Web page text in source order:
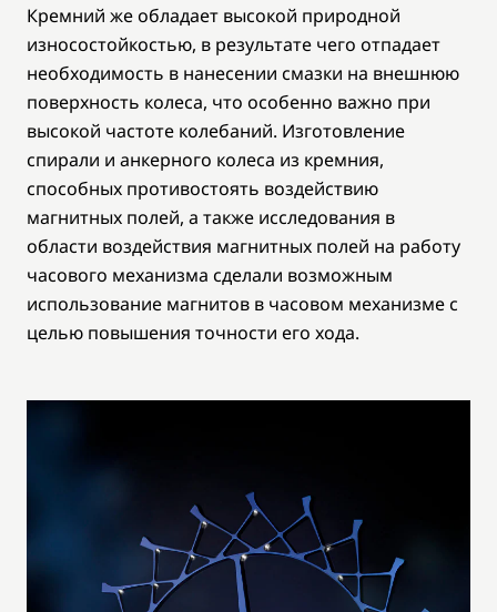
Кремний же обладает высокой природной
износостойкостью, в результате чего отпадает
необходимость в нанесении смазки на внешнюю
поверхность колеса, что особенно важно при
высокой частоте колебаний. Изготовление
спирали и анкерного колеса из кремния,
способных противостоять воздействию
магнитных полей, а также исследования в
области воздействия магнитных полей на работу
часового механизма сделали возможным
использование магнитов в часовом механизме с
целью повышения точности его хода.